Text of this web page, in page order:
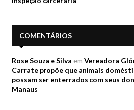
COMENTÁRIOS
Rose Souza e Silva em Vereadora
Carrate propõe que animais
possam ser enterrados com seus
Manaus